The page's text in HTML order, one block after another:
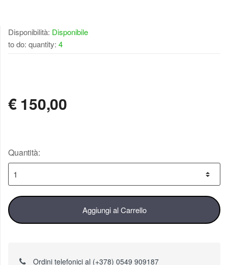
Disponibilità: Disponibile
to do: quantity: 4
€ 150,00
Quantità:
Aggiungi al Carrello
Ordini telefonici al (+378) 0549 909187